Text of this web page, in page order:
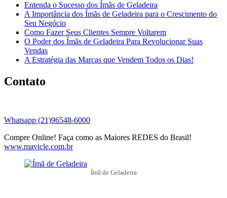
Entenda o Sucesso dos Ímãs de Geladeira
A Importância dos Ímãs de Geladeira para o Crescimento do
Seu Negócio
Como Fazer Seus Clientes Sempre Voltarem
O Poder dos Ímãs de Geladeira Para Revolucionar Suas
Vendas
A Estratégia das Marcas que Vendem Todos os Dias!
Contato
Whatsapp (21)96548-6000
Compre Online! Faça como as Maiores REDES do Brasil!
www.mavicle.com.br
Ímã de Geladeira